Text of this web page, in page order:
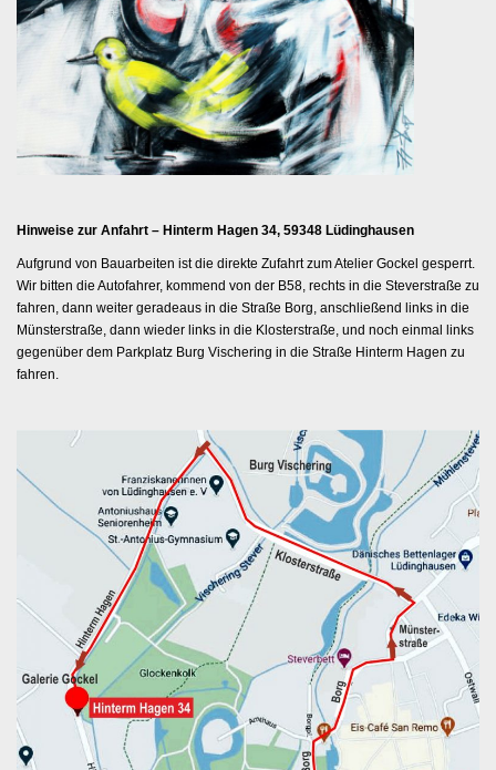
Hinweise zur Anfahrt – Hinterm Hagen 34, 59348 Lüdinghausen
Aufgrund von Bauarbeiten ist die direkte Zufahrt zum Atelier Gockel gesperrt.
Wir bitten die Autofahrer, kommend von der B58, rechts in die Steverstraße zu
fahren, dann weiter geradeaus in die Straße Borg, anschließend links in die
Münsterstraße, dann wieder links in die Klosterstraße, und noch einmal links
gegenüber dem Parkplatz Burg Vischering in die Straße Hinterm Hagen zu
fahren.